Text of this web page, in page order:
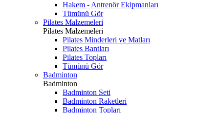
Hakem - Antrenör Ekipmanları
Tümünü Gör
Pilates Malzemeleri
Pilates Malzemeleri
Pilates Minderleri ve Matları
Pilates Bantları
Pilates Topları
Tümünü Gör
Badminton
Badminton
Badminton Seti
Badminton Raketleri
Badminton Topları